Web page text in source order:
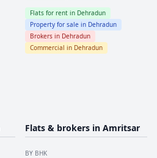
Flats for rent in Dehradun
Property for sale in Dehradun
Brokers in Dehradun
Commercial in Dehradun
Flats & brokers in Amritsar
BY BHK